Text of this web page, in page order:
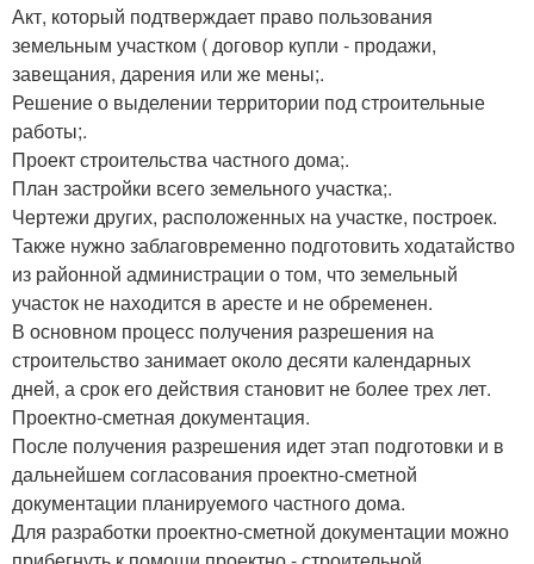
Акт, который подтверждает право пользования
земельным участком ( договор купли - продажи,
завещания, дарения или же мены;.
Решение о выделении территории под строительные
работы;.
Проект строительства частного дома;.
План застройки всего земельного участка;.
Чертежи других, расположенных на участке, построек.
Также нужно заблаговременно подготовить ходатайство
из районной администрации о том, что земельный
участок не находится в аресте и не обременен.
В основном процесс получения разрешения на
строительство занимает около десяти календарных
дней, а срок его действия становит не более трех лет.
Проектно-сметная документация.
После получения разрешения идет этап подготовки и в
дальнейшем согласования проектно-сметной
документации планируемого частного дома.
Для разработки проектно-сметной документации можно